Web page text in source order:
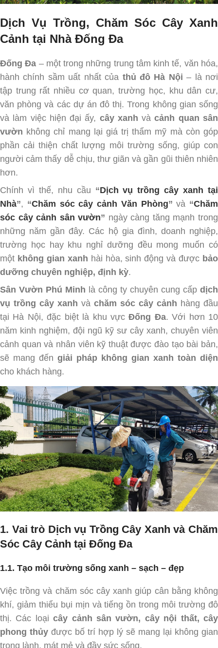
Dịch Vụ Trồng, Chăm Sóc Cây Xanh
Cảnh tại Nhà Đống Đa
Đống Đa – một trong những trung tâm kinh tế, văn hóa,
hành chính sầm uất nhất của thủ đô Hà Nội – là nơi
tập trung rất nhiều cơ quan, trường học, khu dân cư,
văn phòng và các dự án đô thị. Trong không gian sống
và làm việc hiện đại ấy, cây xanh vàcảnh quan sân
vườn không chỉ mang lại giá trị thẩm mỹ mà còn góp
phần cải thiện chất lượng môi trường sống, giúp con
người cảm thấy dễ chịu, thư giãn và gần gũi thiên nhiên
hơn.
Chính vì thế, nhu cầu “Dịch vụ trồng cây xanh tại
Nhà”, “Chăm sóc cây cảnh Văn Phòng” và “Chăm
sóc cây cảnh sân vườn” ngày càng tăng mạnh trong
những năm gần đây. Các hộ gia đình, doanh nghiệp,
trường học hay khu nghỉ dưỡng đều mong muốn có
một không gian xanh hài hòa, sinh động và được bảo
dưỡng chuyên nghiệp, định kỳ.
Sân Vườn Phú Minh là công ty chuyên cung cấp dịch
vụ trồng cây xanh và chăm sóc cây cảnh hàng đầu
tại Hà Nội, đặc biệt là khu vựcĐống Đa. Với hơn 10
năm kinh nghiệm, đội ngũ kỹ sư cây xanh, chuyên viên
cảnh quan và nhân viên kỹ thuật được đào tạo bài bản,
sẽ mang đến giải pháp không gian xanh toàn diện
cho khách hàng.
1. Vai trò Dịch vụ Trồng Cây Xanh và Chăm
Sóc Cây Cảnh tại Đống Đa
1.1. Tạo môi trường sống xanh – sạch – đẹp
Việc trồng và chăm sóc cây xanh giúp cân bằng không
khí, giảm thiểu bụi mịn và tiếng ồn trong môi trường đô
thị. Các loạicây cảnh sân vườn, cây nội thất, cây
phong thủy được bố trí hợp lý sẽ mang lại không gian
trong lành, mát mẻ và đầy sức sống.